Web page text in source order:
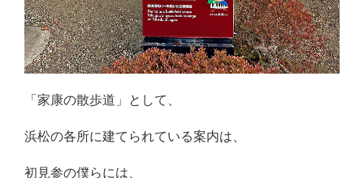
「家康の散歩道」として、
浜松の各所に建てられている案内は、
初見参の僕らには、